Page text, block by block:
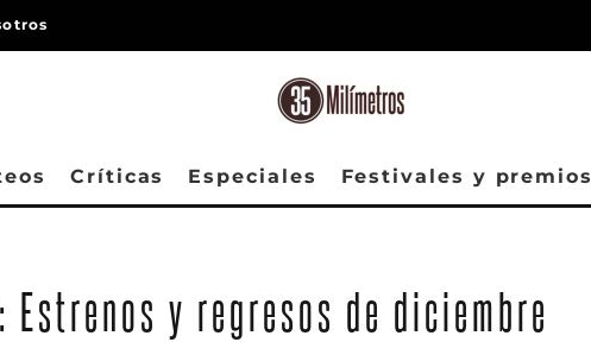
Críticas Especiales Festivales y premios
Estrenos y regresos de diciembre